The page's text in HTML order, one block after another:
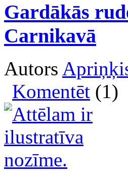
Gardākās
Carnikavā
Autors
Komentēt (1)